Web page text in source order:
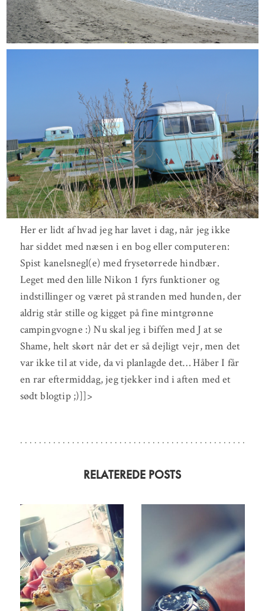
Her er lidt af hvad jeg har lavet i dag, når jeg ikke
har siddet med næsen i en bog eller computeren:
Spist kanelsnegl(e) med frysetørrede hindbær.
Leget med den lille Nikon 1 fyrs funktioner og
indstillinger og været på stranden med hunden, der
aldrig står stille og kigget på fine mintgrønne
campingvogne :) Nu skal jeg i biffen med J at se
Shame, helt skørt når det er så dejligt vejr, men det
var ikke til at vide, da vi planlagde det… Håber I får
en rar eftermiddag, jeg tjekker ind i aften med et
sødt blogtip ;)]]>
RELATEREDE POSTS